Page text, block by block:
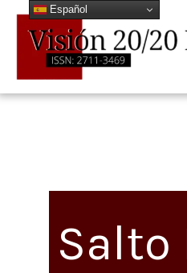
contenido
Salto
Español